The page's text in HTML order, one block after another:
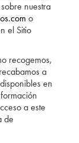
nuestra
o
el Sitio
recogemos,
a
en
a este
de